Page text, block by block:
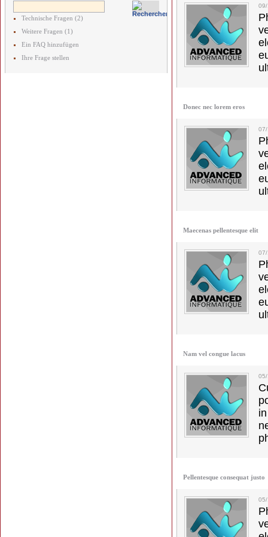
Technische Fragen (2)
Weitere Fragen (1)
Ein FAQ hinzufügen
Ihre Frage stellen
Donec nec lorem eros
Maecenas pellentesque elit
Nam vel congue lacus
Pellentesque consequat justo